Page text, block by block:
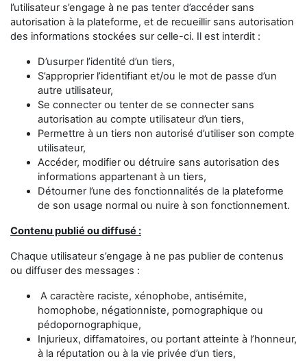
l’utilisateur s’engage à ne pas tenter d’accéder sans
autorisation à la plateforme, et de recueillir sans autorisation
des informations stockées sur celle-ci. Il est interdit :
D’usurper l’identité d’un tiers,
S’approprier l’identifiant et/ou le mot de passe d’un
autre utilisateur,
Se connecter ou tenter de se connecter sans
autorisation au compte utilisateur d’un tiers,
Permettre à un tiers non autorisé d’utiliser son compte
utilisateur,
Accéder, modifier ou détruire sans autorisation des
informations appartenant à un tiers,
Détourner l’une des fonctionnalités de la plateforme
de son usage normal ou nuire à son fonctionnement.
Contenu publié ou diffusé :
Chaque utilisateur s’engage à ne pas publier de contenus
ou diffuser des messages :
A caractère raciste, xénophobe, antisémite,
homophobe, négationniste, pornographique ou
pédopornographique,
Injurieux, diffamatoires, ou portant atteinte à l’honneur,
à la réputation ou à la vie privée d’un tiers,